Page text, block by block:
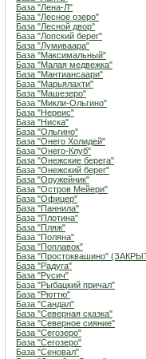
База "Лена-Л"
База "Лесное озеро"
База "Лесной двор"
База "Лопский берег"
База "Лумиваара"
База "Максимальный"
База "Малая медвежка"
База "Мантиансаари"
База "Марьялахти"
База "Машезеро"
База "Микли-Ольгино"
База "Нереис"
База "Ниска"
База "Ольгино"
База "Онего Холидей"
База "Онего-Клуб"
База "Онежские берега"
База "Онежский берег"
База "Оружейник"
База "Остров Мейери"
База "Офицер"
База "Паннила"
База "Плотина"
База "Пляж"
База "Поляна"
База "Поплавок"
База "Простоквашино"
База "Радуга"
База "Русич"
База "Рыбацкий причал"
База "Рюттю"
База "Сандал"
База "Северная сказка"
База "Северное сияние"
База "Сегозеро"
База "Сегозеро"
База "Сеновал"